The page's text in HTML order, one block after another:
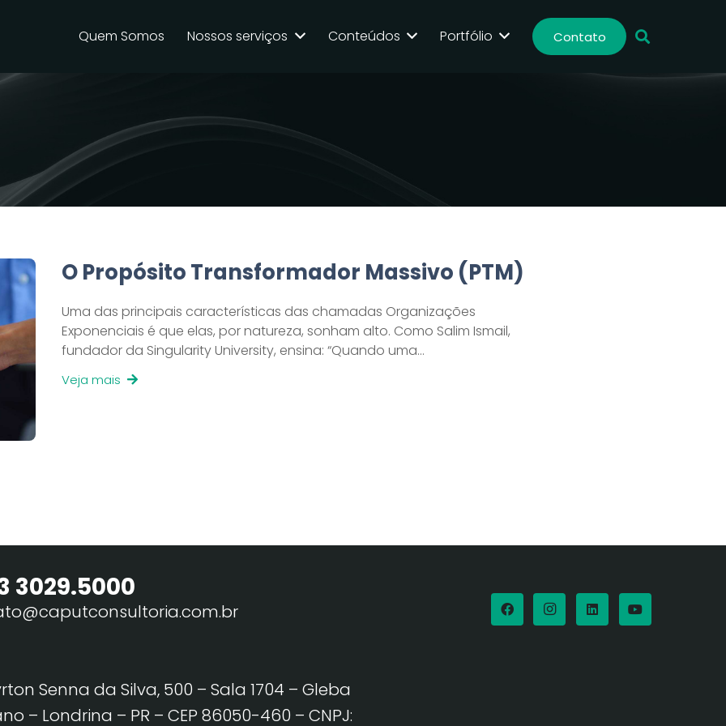
Quem Somos Nossos serviços Conteúdos Portfólio Contato
O Propósito Transformador Massivo (PTM)
Uma das principais características das chamadas Organizações
Exponenciais é que elas, por natureza, sonham alto. Como Salim Ismail,
fundador da Singularity University, ensina: “Quando uma…
Veja mais
3029.5000
Senna da Silva, 500 – Sala 1704 – Gleba
– Londrina – PR – CEP 86050-460 – CNPJ: